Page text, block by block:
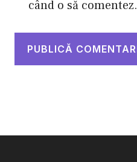
când o să comentez.